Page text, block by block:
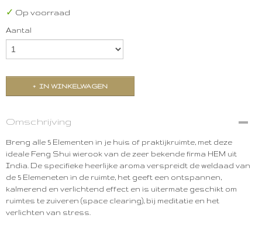
✓ Op voorraad
Aantal
IN WINKELWAGEN
Omschrijving
Breng alle 5 Elementen in je huis of praktijkruimte, met deze
ideale Feng Shui wierook van de zeer bekende firma HEM uit
India. De specifieke heerlijke aroma verspreidt de weldaad van
de 5 Elemeneten in de ruimte, het geeft een ontspannen,
kalmerend en verlichtend effect en is uitermate geschikt om
ruimtes te zuiveren (space clearing), bij meditatie en het
verlichten van stress.